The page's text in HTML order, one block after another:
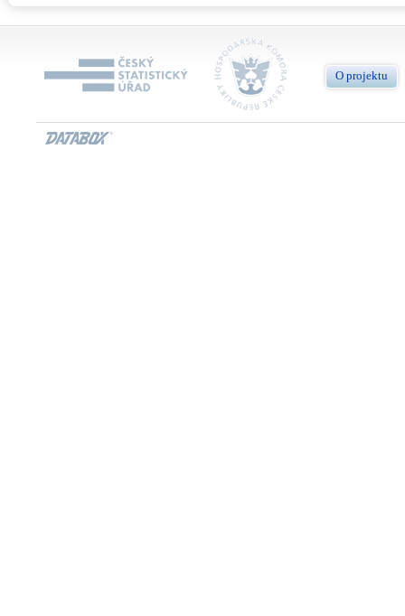
O projektu